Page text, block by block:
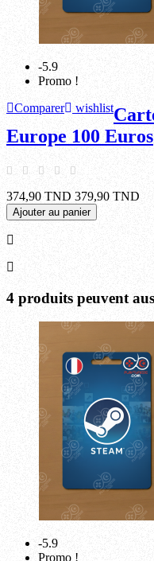
-5.9
Promo !
Comparer
wishlist
Europe 100 Euros
374,90 TND 379,90 TND
Ajouter au panier
4 produits peuvent
-5.9
Promo !